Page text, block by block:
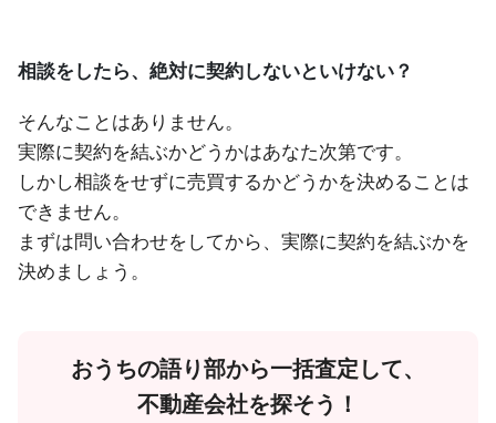
相談をしたら、絶対に契約しないといけない？
そんなことはありません。
実際に契約を結ぶかどうかはあなた次第です。
しかし相談をせずに売買するかどうかを決めることは
できません。
まずは問い合わせをしてから、実際に契約を結ぶかを
決めましょう。
おうちの語り部から一括査定して、
不動産会社を探そう！